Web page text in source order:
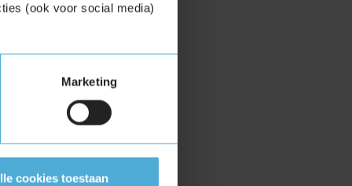
(ook voor social media)
Marketing
cookies toestaan